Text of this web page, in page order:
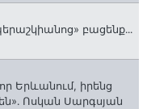
բացենք․․․
Երևանում, իրենց
Ոսկան Սարգսյան